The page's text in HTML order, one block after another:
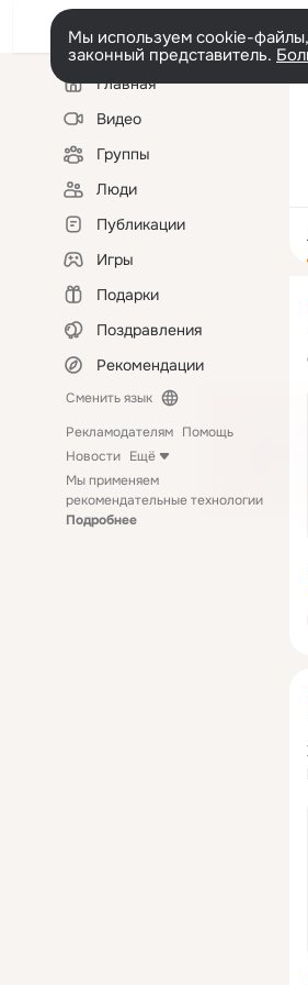
Мы используем cookie-
законный представитель.
Левая
колонкаГлавная
Видео
Группы
Люди
Публикации
Игры
Подарки
Поздравления
Рекомендации
Сменить язык
Рекламодателям Помощь
Новости Ещё
Мы применяем
рекомендательные технологии
Подробнее